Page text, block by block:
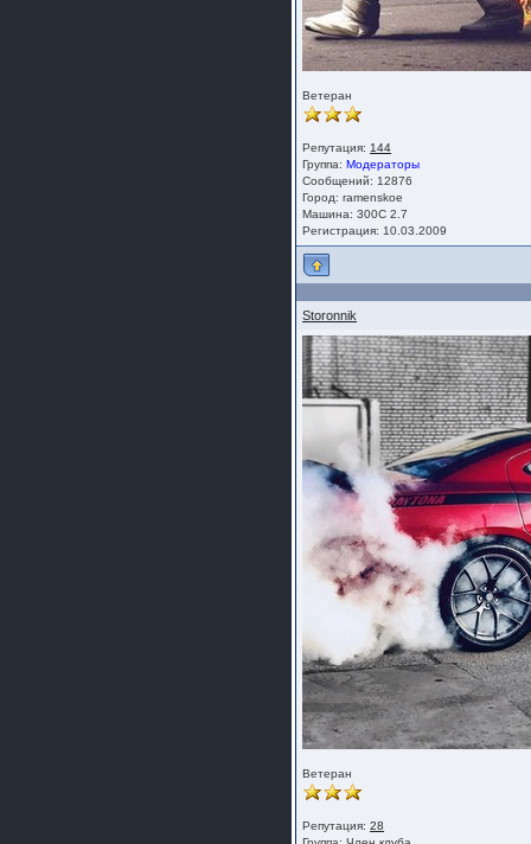
Ветеран
Репутация: 144
Группа:Модераторы
Сообщений: 12876
Город: ramenskoe
Машина: 300C 2.7
Регистрация: 10.03.2009
Storonnik
Ветеран
Репутация:28